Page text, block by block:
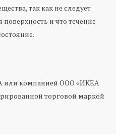
так как не следует
поверхность и что течение
или компанией ООО «ИКЕА
торговой маркой